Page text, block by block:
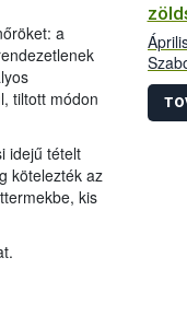
a
tiltott módon
idejű tételt
kötelezték az
kis
több